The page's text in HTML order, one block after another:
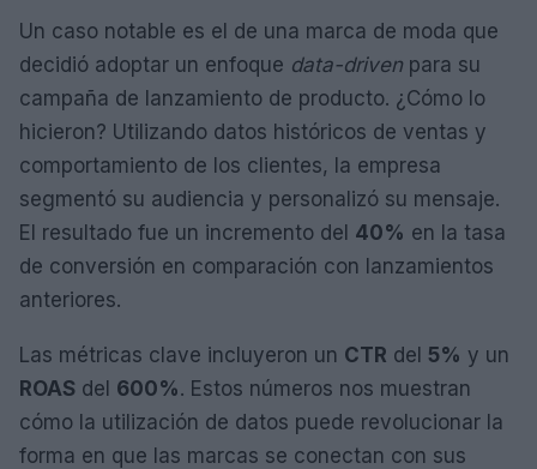
Un caso notable es el de una marca de moda que
decidió adoptar un enfoque data-driven para su
campaña de lanzamiento de producto. ¿Cómo lo
hicieron? Utilizando datos históricos de ventas y
comportamiento de los clientes, la empresa
segmentó su audiencia y personalizó su mensaje.
El resultado fue un incremento del 40% en la tasa
de conversión en comparación con lanzamientos
anteriores.
Las métricas clave incluyeron un CTR del 5% y un
ROAS del 600%. Estos números nos muestran
cómo la utilización de datos puede revolucionar la
forma en que las marcas se conectan con sus